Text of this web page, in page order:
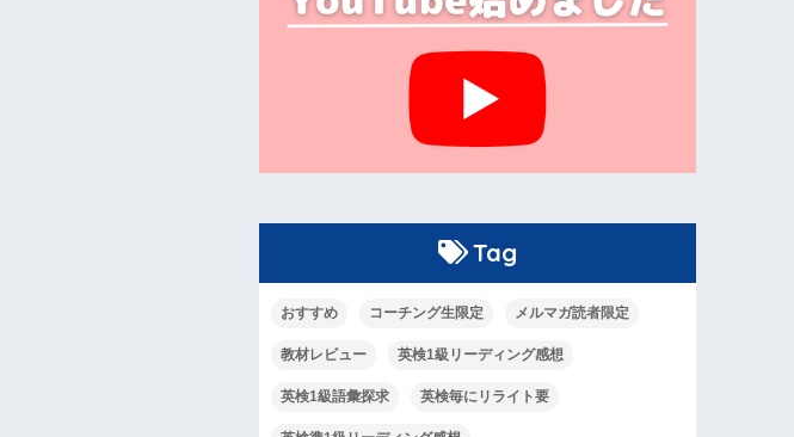
Tag
おすすめ コーチング生限定 メルマガ読者限定
教材レビュー 英検1級リーディング感想
英検1級語彙探求 英検毎にリライト要